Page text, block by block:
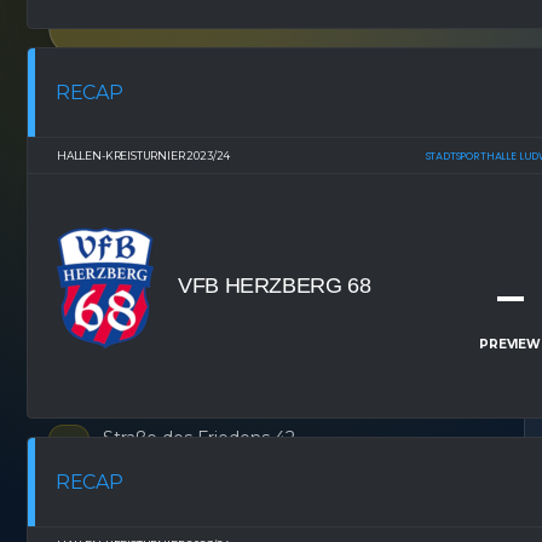
RECAP
HALLEN-KREISTURNIER 2023/24 STADTSPORTHALLE
VFB HERZBERG 68 –
PREVIEW
RECAP
FSV 63 LUCKENWALDE
SEIT
1963 Luckenwalde
Straße des Friedens 42